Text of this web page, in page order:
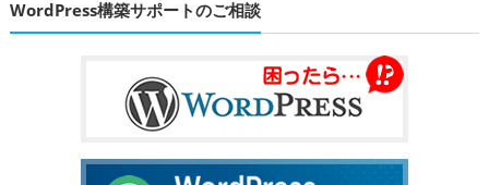
WordPress構築サポートのご相談